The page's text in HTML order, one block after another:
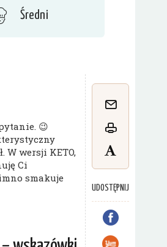
Średni
UDOSTĘPNIJ
😉
W wersji KETO,
Ci
smakuje